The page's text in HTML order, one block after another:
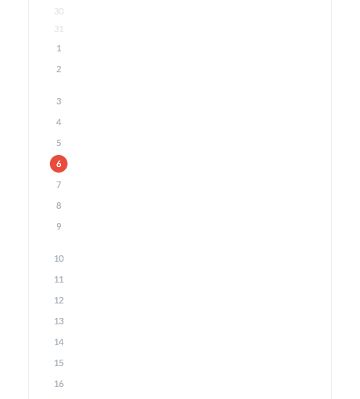
30
31
1
2
3
4
5
6
7
8
9
10
11
12
13
14
15
16